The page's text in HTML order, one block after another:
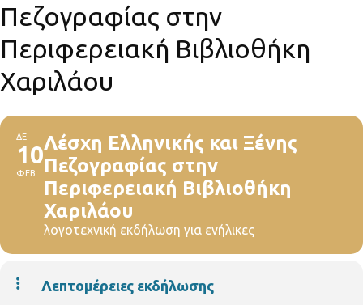
Πεζογραφίας στην
Περιφερειακή Βιβλιοθήκη
Χαριλάου
ΔΕ
10
ΦΕΒ
Λέσχη Ελληνικής και Ξένης
Πεζογραφίας στην
Περιφερειακή Βιβλιοθήκη
Χαριλάου
λογοτεχνική εκδήλωση για ενήλικες
Λεπτομέρειες εκδήλωσης